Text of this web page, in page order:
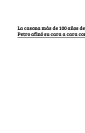
La casona más de 100 años
Petro afinó su cara a cara